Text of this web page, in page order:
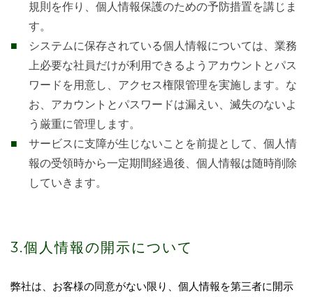
規則を作り、個人情報保護のための予防措置を講じま
す。
システムに保存されている個人情報については、業務
上必要な社員だけが利用できるようアカウントとパス
ワードを用意し、アクセス権限管理を実施します。な
お、アカウントとパスワードは漏えい、滅失のないよ
う厳重に管理します。
サービスに支障が生じないことを前提として、個人情
報の受領時から一定期間経過後、個人情報は随時削除
していきます。
3.個人情報の開示について
弊社は、お客様の同意がない限り、個人情報を第三者に開示